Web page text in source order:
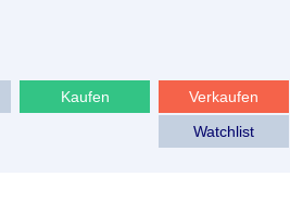
Verkaufen
Kaufen
Watchlist